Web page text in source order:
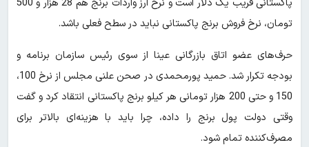
پاکستانی قریب یک دلار است و نرخ ارز واردات برنج هم 28 هزار و 500
تومان، نرخ فروش برنج پاکستانی نباید در سطح فعلی باشد.
حرف‌های عضو اتاق بازرگانی عینا از سوی رئیس سازمان برنامه و
بودجه تکرار شد. حمید پورمحمدی در صحن علنی مجلس از نرخ 100،
150 و حتی 200 هزار تومانی هر کیلو برنج پاکستانی انتقاد کرد و گفت
وقتی دولت پول برنج را داده، چرا باید با هزینه‌ای بالاتر برای
مصرف‌کننده تمام شود.